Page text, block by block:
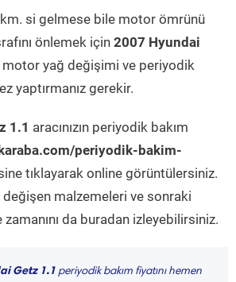
km. si gelmese bile motor ömrünü
önlemek için 2007 Hyundai
motor yağ değişimi ve periyodik
yaptırmanız gerekir.
1.1 aracınızın periyodik bakım
periyodik-bakim-
tıklayarak online görüntülersiniz.
malzemeleri ve sonraki
da buradan izleyebilirsiniz.
Getz 1.1periyodik bakım fiyatını hemen